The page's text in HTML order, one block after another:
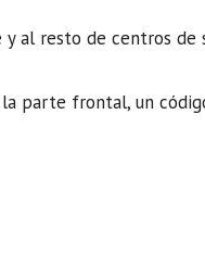
al resto de centros
parte frontal, un